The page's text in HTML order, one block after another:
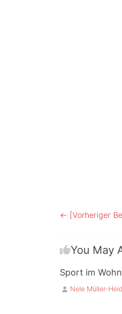
← [Vorheriger
You May
Sport im
Nele Müller-